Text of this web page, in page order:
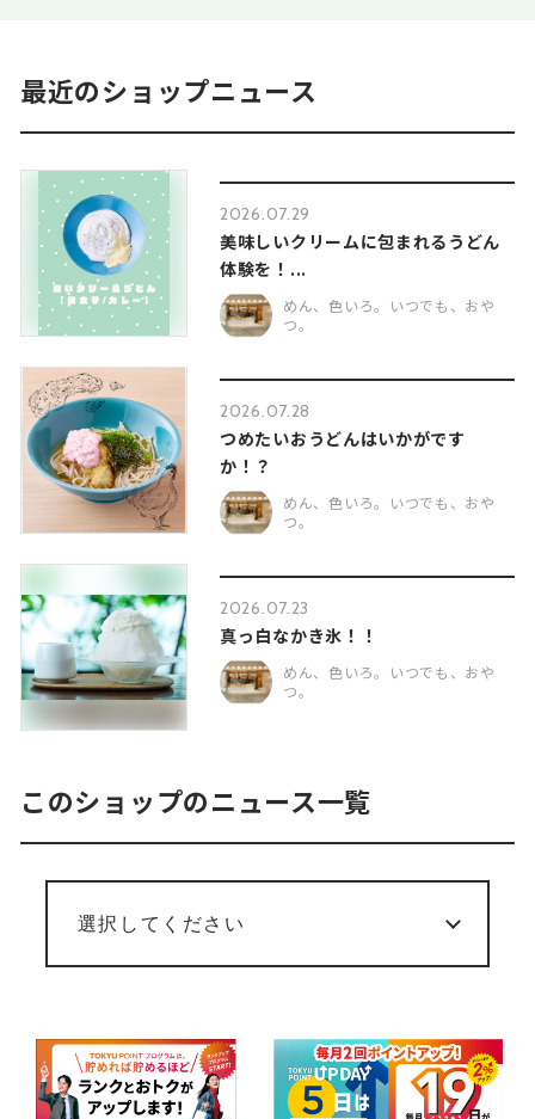
最近のショップニュース
2026.07.29
美味しいクリームに包まれるうどん
体験を！...
めん、色いろ。いつでも、おや
つ。
2026.07.28
つめたいおうどんはいかがです
か！？
めん、色いろ。いつでも、おや
つ。
2026.07.23
真っ白なかき氷！！
めん、色いろ。いつでも、おや
つ。
このショップのニュース一覧